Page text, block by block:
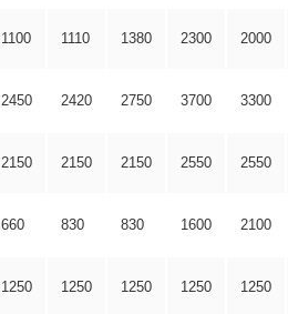
1100 1110 1380 2300 2000
2450 2420 2750 3700 3300
2150 2150 2150 2550 2550
660 830 830 1600 2100
1250 1250 1250 1250 1250